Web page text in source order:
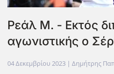
Ρεάλ Μ. - Εκτός
αγωνιστικής ο
04 Δεκεμβρίου 2023 | Δημήτρης